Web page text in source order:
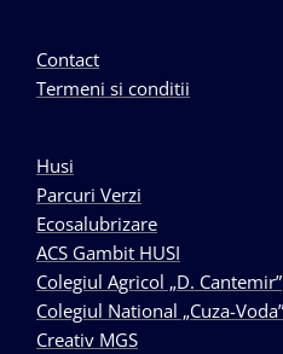
Contact
Termeni si conditii
Husi
Parcuri Verzi
Ecosalubrizare
ACS Gambit HUSI
Colegiul Agricol „D. Cantemir”
Colegiul National „Cuza-Voda”
Creativ MGS